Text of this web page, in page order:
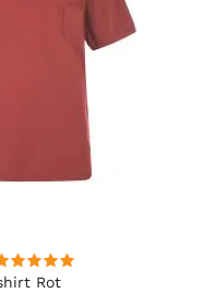
Rot